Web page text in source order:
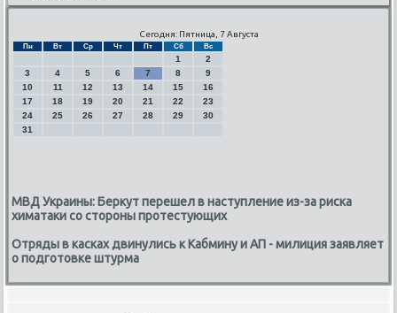
Сегодня: Пятница, 7 Августа
Пн Вт Ср Чт Пт Сб Вс
1
2
3
4 5 6 7 8
9
10
11 12 13 14 15
16
17
18 19 20 21 22
23
24
25 26 27 28 29
30
31
МВД Украины: Беркут перешел в наступление из-за риска
химатаки со стороны протестующих
Отряды в касках двинулись к Кабмину и АП - милиция заявляет
о подготовке штурма